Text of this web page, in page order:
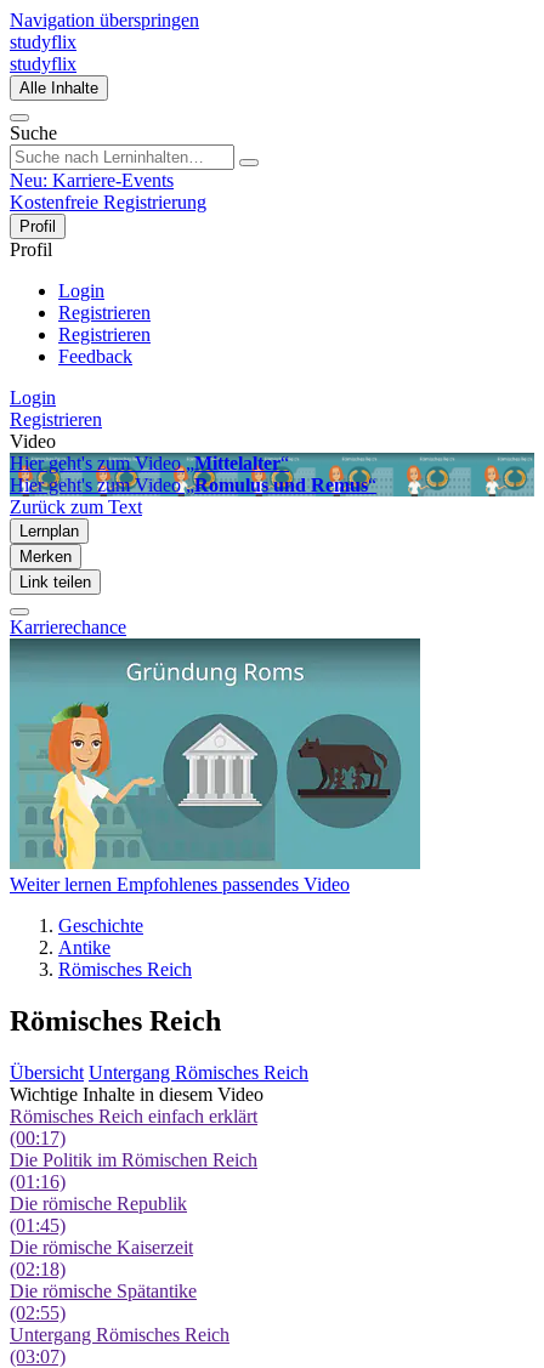
Navigation überspringen
studyflix
studyflix
Alle Inhalte
Suche
Neu: Karriere-Events
Kostenfreie Registrierung
Profil
Profil
Login
Registrieren
Registrieren
Feedback
Login
Registrieren
Video
Hier geht's zum Video „Mittelalter“
Hier geht's zum Video „Romulus und Remus“
Zurück zum Text
Lernplan
Merken
Link teilen
Karrierechance
Weiter lernen Empfohlenes passendes Video
Geschichte
Antike
Römisches Reich
Römisches Reich
Übersicht Untergang Römisches Reich
Wichtige Inhalte in diesem Video
Römisches Reich einfach erklärt
(00:17)
Die Politik im Römischen Reich
(01:16)
Die römische Republik
(01:45)
Die römische Kaiserzeit
(02:18)
Die römische Spätantike
(02:55)
Untergang Römisches Reich
(03:07)